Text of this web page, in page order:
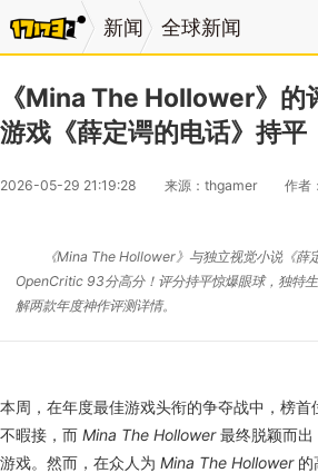
新闻 全球新闻
《Mina The Hollower》的
游戏《薛定谔的电话》持平
2026-05-29 21:19:28 来源：thgamer 作者
《Mina The Hollower》与独立视觉小说《薛
OpenCritic 93分高分！评分持平惊爆眼球，独特
解两款年度神作评测详情。
本周，在年度最佳游戏头衔的争夺战中，榜首
不暇接，而 Mina The Hollower最终脱颖而出
游戏。然而，在众人为 Mina The Hollower的